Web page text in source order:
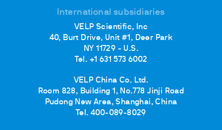
International subsidiaries
VELP Scientific, Inc
40, Burt Drive, Unit #1, Deer Park
NY 11729 - U.S.
Tel. +1 631 573 6002
VELP China Co. Ltd.
Room 828, Building 1, No.778 Jinji Road
Pudong New Area, Shanghai, China
Tel. 400-089-8029